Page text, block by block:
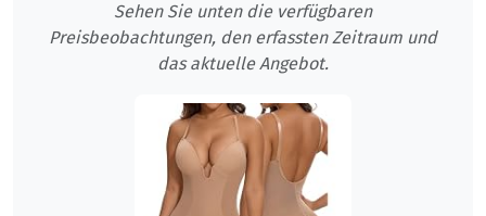
Sehen Sie unten die verfügbaren
Preisbeobachtungen, den erfassten Zeitraum und
das aktuelle Angebot.